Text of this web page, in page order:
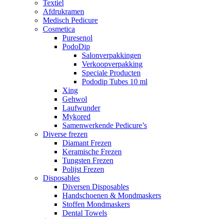
Textiel
Afdrukramen
Medisch Pedicure
Cosmetica
Puresenol
PodoDip
Salonverpakkingen
Verkoopverpakking
Speciale Producten
Pododip Tubes 10 ml
Xing
Gehwol
Laufwunder
Mykored
Samenwerkende Pedicure’s
Diverse frezen
Diamant Frezen
Keramische Frezen
Tungsten Frezen
Polijst Frezen
Disposables
Diversen Disposables
Handschoenen & Mondmaskers
Stoffen Mondmaskers
Dental Towels